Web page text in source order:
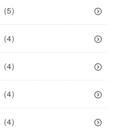
(5)
(4)
(4)
(4)
(4)